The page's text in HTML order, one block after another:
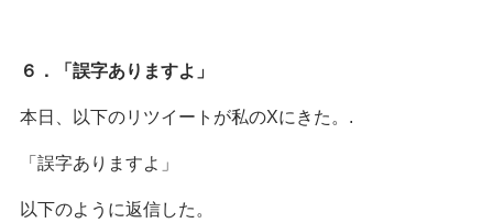
６．「誤字ありますよ」
本日、以下のリツイートが私のXにきた。.
「誤字ありますよ」
以下のように返信した。